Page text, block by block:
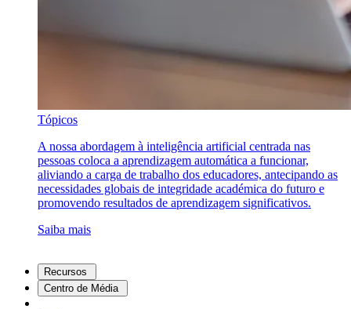
Tópicos
A nossa abordagem à inteligência artificial centrada nas
pessoas coloca a aprendizagem automática a funcionar,
aliviando a carga de trabalho dos educadores, antecipando as
necessidades globais de integridade académica do futuro e
promovendo resultados de aprendizagem significativos.
Saiba mais
Recursos
Centro de Média